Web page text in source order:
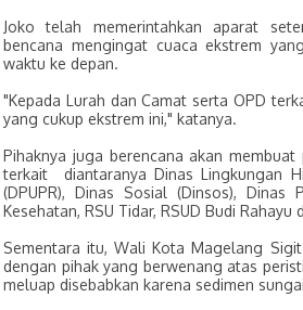
Joko telah memerintahkan aparat
bencana mengingat cuaca ekstrem
waktu ke depan.
"Kepada Lurah dan Camat serta OPD
yang cukup ekstrem ini," katanya.
Pihaknya juga berencana akan
terkait diantaranya Dinas Lingkungan
(DPUPR), Dinas Sosial (Dinsos), Dinas
Kesehatan, RSU Tidar, RSUD Budi Rahayu
Sementara itu, Wali Kota Magelang
dengan pihak yang berwenang atas
meluap disebabkan karena sedimen